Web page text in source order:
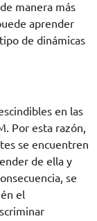
manera más
aprender
de dinámicas
en las
Por esta razón,
se encuentren
de ella y
se
el